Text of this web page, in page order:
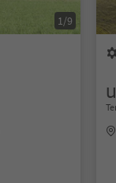
1/9